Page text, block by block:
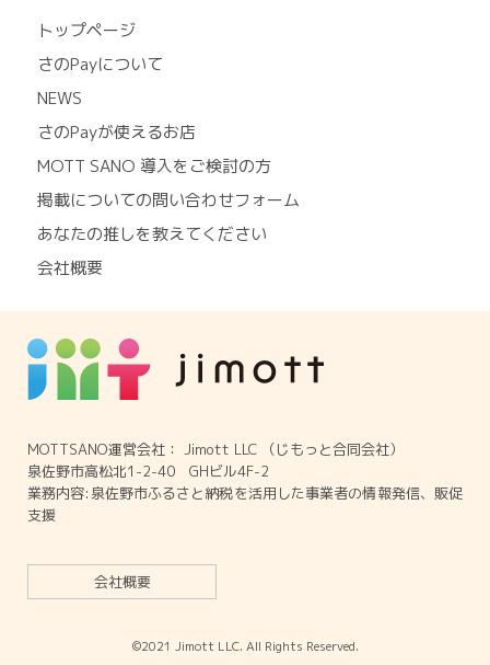
MOTTSANO運営会社： Jimott LLC （じもっと合同会社）
泉佐野市高松北1-2-40 GHビル4F-2
業務内容:泉佐野市ふるさと納税を活用した事業者の情報発信、販促
支援
会社概要
トップページ
さのPayについて
NEWS
さのPayが使えるお店
MOTT SANO 導入をご検討の方
掲載についての問い合わせフォーム
あなたの推しを教えてください
会社概要
©2021 Jimott LLC. All Rights Reserved.